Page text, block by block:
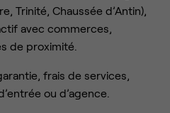
Trinité, Chaussée d’Antin),
avec commerces,
de proximité.
frais de services,
ou d’agence.